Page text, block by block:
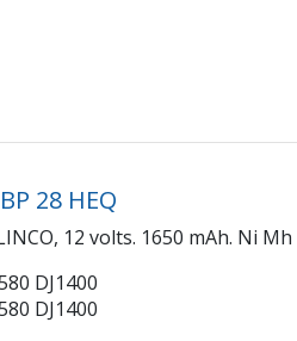
28 HEQ
12 volts. 1650 mAh. Ni Mh
DJ1400
DJ1400